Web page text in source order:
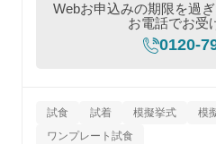
Webお申込みの期限を過
お電話でお受
0120-
試食 試着 模擬挙式
模
ワンプレート試食